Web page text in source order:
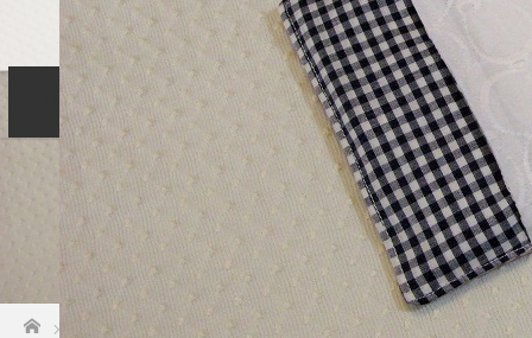
Home コンセプト サービス LINE
Blog Profile お問い合わせ
ブログ一覧